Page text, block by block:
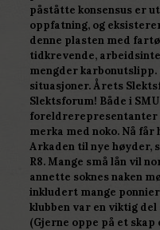
påståtte konsensus er
oppfatning, og
denne plasten med
tidkrevende,
mengder
situasjoner. Årets
Slektsforum! Både i
foreldrerepresentanter
merka med noko. Nå
Arkaden til nye høyder,
R8. Mange små lån vil
annette soknes naken
inkludert mange
klubben var en viktig
(Gjerne oppe på et